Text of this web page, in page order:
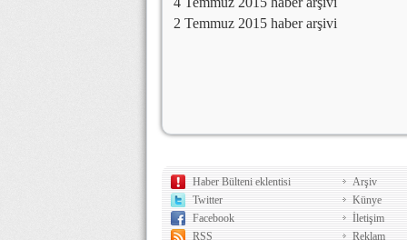
2 Temmuz 2015 haber arşivi
Haber Bülteni eklentisi
Twitter
Facebook
RSS
Arşiv
Künye
İletişim
Reklam